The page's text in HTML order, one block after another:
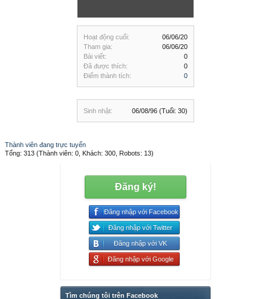
Hoạt động cuối:
06/06/20
Tham gia:
06/06/20
Bài viết:
0
Đã được thích:
0
Điểm thành tích:
0
Sinh nhật: 06/08/96 (Tuổi: 30)
Thành viên đang trực tuyến
Tổng: 313 (Thành viên: 0, Khách: 300, Robots: 13)
Đăng ký!
Đăng nhập với Facebook
Đăng nhập với Twitter
Đăng nhập với VK
Đăng nhập với Google
Tìm chúng tôi trên Facebook